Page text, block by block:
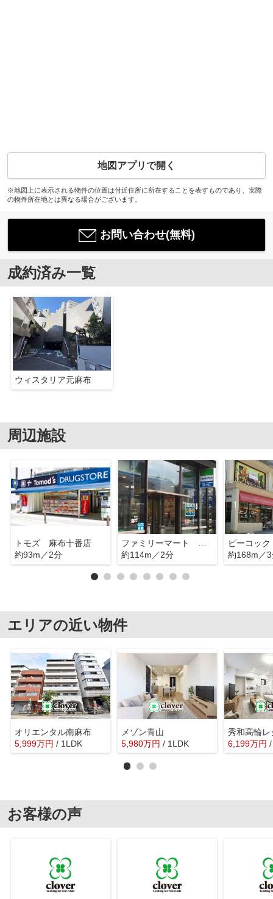
地図アプリで開く
※地図上に表示される物件の位置は付近住所に所在することを表すものであり、実際
の物件所在地とは異なる場合がございます。
お問い合わせ(無料)
成約済み一覧
ウィスタリア元麻布
周辺施設
トモズ 麻布十番店
約93m／2分
約114m／2分
約168m／
エリアの近い物件
オリエンタル南麻布
5,999万円 / 1LDK
メゾン青山
5,980万円 / 1LDK
秀和高輪レ
6,199万円
お客様の声